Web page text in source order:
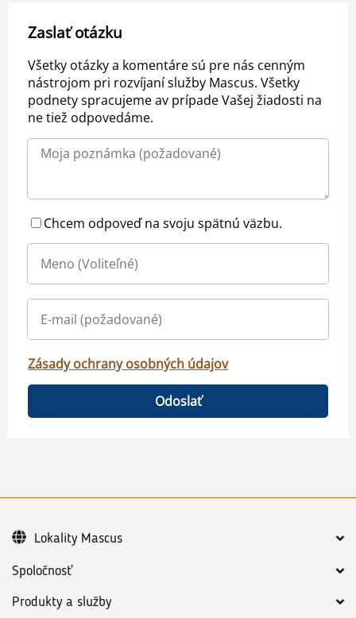
Zaslať otázku
Všetky otázky a komentáre sú pre nás cenným
nástrojom pri rozvíjaní služby Mascus. Všetky
podnety spracujeme av prípade Vašej žiadosti na
ne tiež odpovedáme.
Chcem odpoveď na svoju spätnú väzbu.
Zásady ochrany osobných údajov
Odoslať
Spoločnosť
Produkty a služby
Lokality Mascus